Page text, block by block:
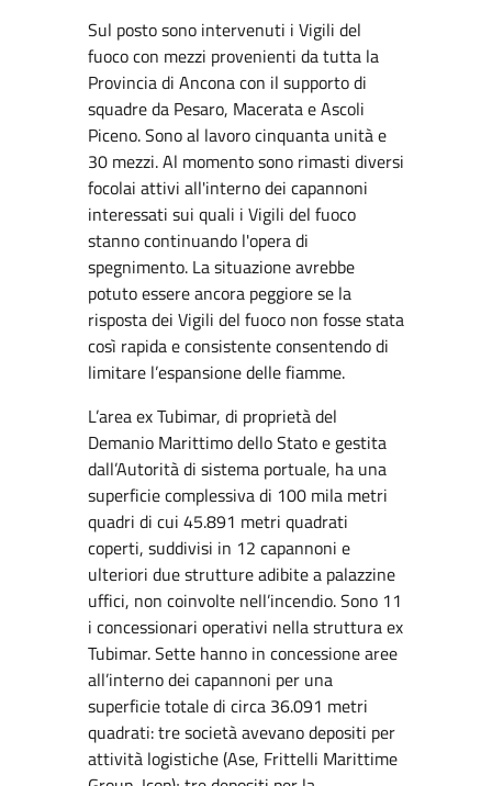
Sul posto sono intervenuti i Vigili del
fuoco con mezzi provenienti da tutta la
Provincia di Ancona con il supporto di
squadre da Pesaro, Macerata e Ascoli
Piceno. Sono al lavoro cinquanta unità e
30 mezzi. Al momento sono rimasti diversi
focolai attivi all'interno dei capannoni
interessati sui quali i Vigili del fuoco
stanno continuando l'opera di
spegnimento. La situazione avrebbe
potuto essere ancora peggiore se la
risposta dei Vigili del fuoco non fosse stata
così rapida e consistente consentendo di
limitare l’espansione delle fiamme.
L’area ex Tubimar, di proprietà del
Demanio Marittimo dello Stato e gestita
dall’Autorità di sistema portuale, ha una
superficie complessiva di 100 mila metri
quadri di cui 45.891 metri quadrati
coperti, suddivisi in 12 capannoni e
ulteriori due strutture adibite a palazzine
uffici, non coinvolte nell’incendio. Sono 11
i concessionari operativi nella struttura ex
Tubimar. Sette hanno in concessione aree
all’interno dei capannoni per una
superficie totale di circa 36.091 metri
quadrati: tre società avevano depositi per
attività logistiche (Ase, Frittelli Marittime